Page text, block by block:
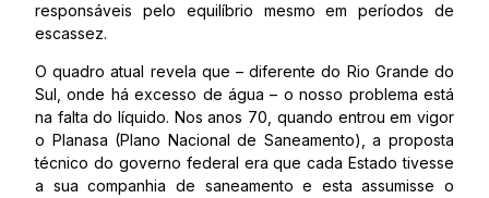
responsáveis pelo equilíbrio mesmo em períodos de
escassez.
O quadro atual revela que – diferente do Rio Grande do
Sul, onde há excesso de água – o nosso problema está
na falta do líquido. Nos anos 70, quando entrou em vigor
o Planasa (Plano Nacional de Saneamento), a proposta
técnico do governo federal era que cada Estado tivesse
a sua companhia de saneamento e esta assumisse o